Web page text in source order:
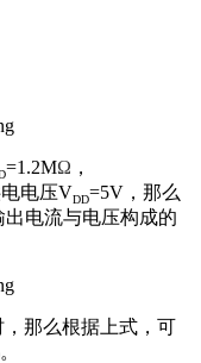
=1.2MΩ ，
电压VDD=5V ，那么
出电流与电压构成的
，那么根据上式，可
。